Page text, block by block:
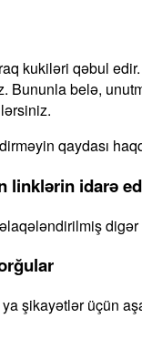
kukiləri qəbul
Bununla belə,
qaydası
linklərin idarə
şikayətlər üçün